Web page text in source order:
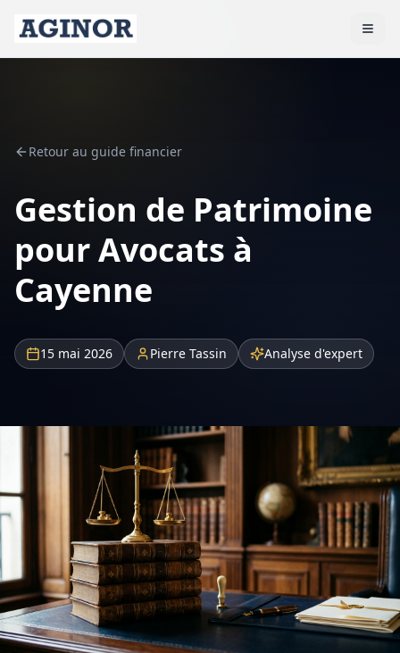
Retour au guide financier
Gestion de Patrimoine
pour Avocats à
Cayenne
15 mai 2026 Pierre Tassin Analyse d'expert